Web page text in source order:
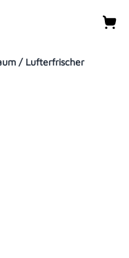
/ Lufterfrischer